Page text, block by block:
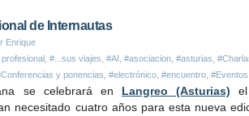
de Internautas
Enrique
#...sus viajes #AI #asociacion #asturias
y ponencias #electrónico #encuentro #Eventos
se celebrará en Langreo (Asturias)
necesitado cuatro años para esta nueva